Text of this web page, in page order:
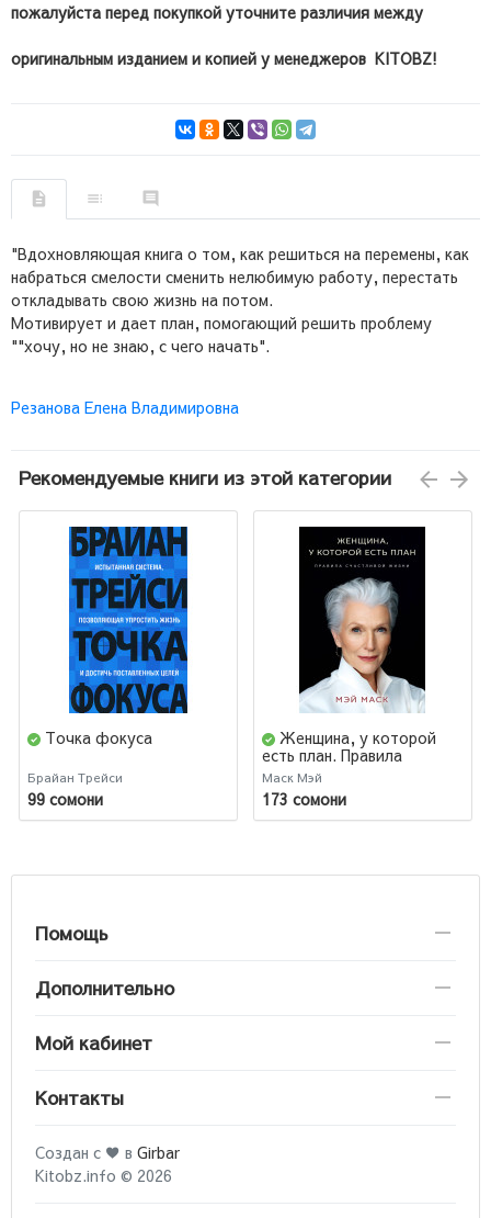
пожалуйста перед покупкой уточните различия между
оригинальным изданием и копией у менеджеров KITOBZ!
"Вдохновляющая книга о том, как решиться на перемены, как
набраться смелости сменить нелюбимую работу, перестать
откладывать свою жизнь на потом.
Мотивирует и дает план, помогающий решить проблему
""хочу, но не знаю, с чего начать".
Резанова Елена Владимировна
Рекомендуемые книги из этой категории
Точка фокуса
Брайан Трейси
99 сомони
Женщина, у которой
есть план. Правила
счастливой жизни
Маск Мэй
173 сомони
Помощь
Дополнительно
Мой кабинет
Контакты
Создан с ♥ в Girbar
Kitobz.info © 2026